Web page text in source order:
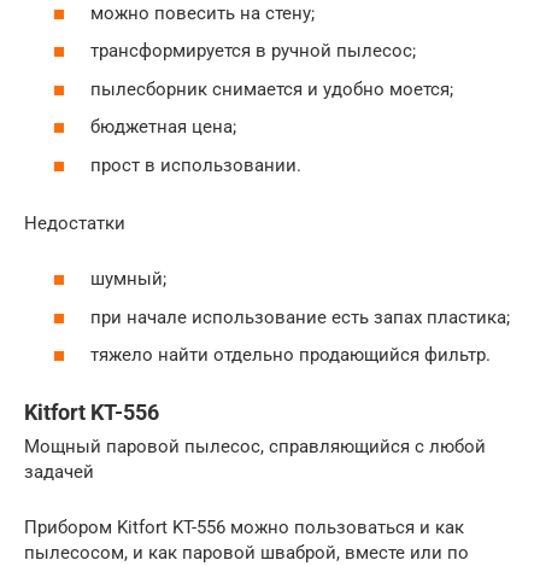
можно повесить на стену;
трансформируется в ручной пылесос;
пылесборник снимается и удобно моется;
бюджетная цена;
прост в использовании.
Недостатки
шумный;
при начале использование есть запах пластика;
тяжело найти отдельно продающийся фильтр.
Kitfort KT-556
Мощный паровой пылесос, справляющийся с любой
задачей
Прибором Kitfort KT-556 можно пользоваться и как
пылесосом, и как паровой шваброй, вместе или по